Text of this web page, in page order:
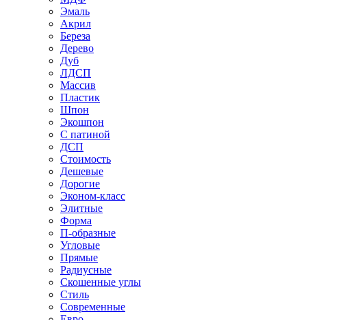
Эмаль
Акрил
Береза
Дерево
Дуб
ЛДСП
Массив
Пластик
Шпон
Экошпон
С патиной
ДСП
Стоимость
Дешевые
Дорогие
Эконом-класс
Элитные
Форма
П-образные
Угловые
Прямые
Радиусные
Скошенные углы
Стиль
Современные